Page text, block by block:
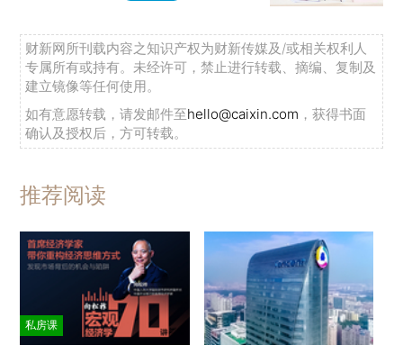
财新网所刊载内容之知识产权为财新传媒及/或相关权利人
专属所有或持有。未经许可，禁止进行转载、摘编、复制及
建立镜像等任何使用。
如有意愿转载，请发邮件至hello@caixin.com ，获得书面
确认及授权后，方可转载。
推荐阅读
私房课